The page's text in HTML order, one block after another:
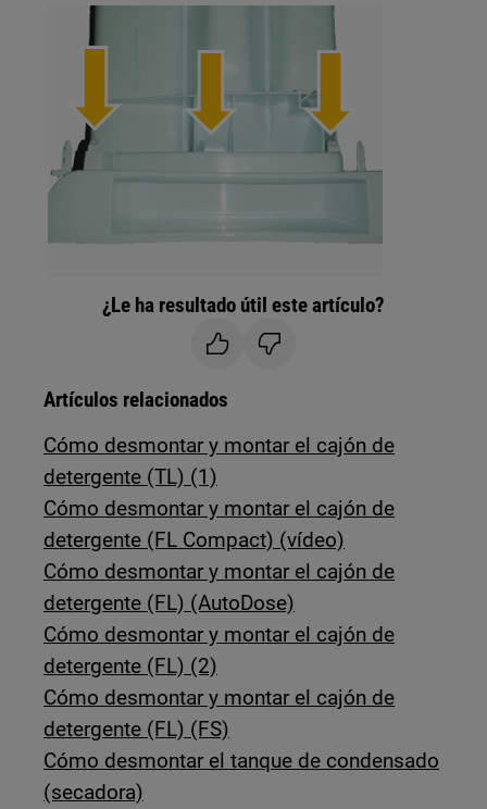
¿Le ha resultado útil este artículo?
Artículos relacionados
Cómo desmontar y montar el cajón de
detergente (TL) (1)
Cómo desmontar y montar el cajón de
detergente (FL Compact) (vídeo)
Cómo desmontar y montar el cajón de
detergente (FL) (AutoDose)
Cómo desmontar y montar el cajón de
detergente (FL) (2)
Cómo desmontar y montar el cajón de
detergente (FL) (FS)
Cómo desmontar el tanque de condensado
(secadora)